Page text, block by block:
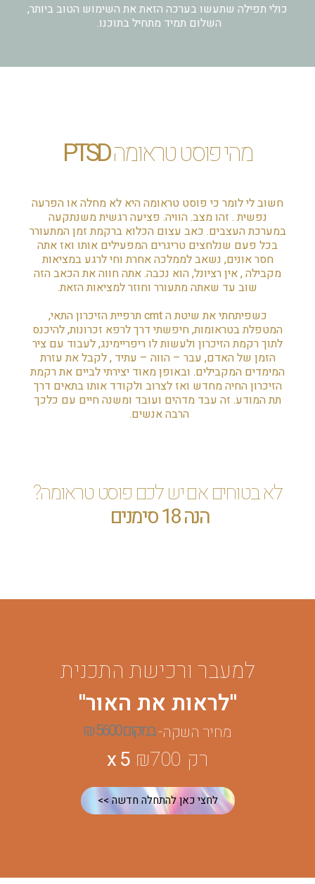
כולי תפילה שתעשו בערכה הזאת את השימוש הטוב ביותר,
השלום תמיד מתחיל בתוכנו.
מהי פוסט טראומהPTSD
חשוב לי לומר כי פוסט טראומה היא לא מחלה או הפרעה
נפשית . זהו מצב. הוויה. פציעה רגשית משנתקעה
במערכת העצבים. כאב עצום הכלוא ברקמת זמן המתעורר
בכל פעם שנלחצים טריגרים המפעילים אותו ואז אתה
חסר אונים, נשאב לממלכה אחרת וחי לרגע במציאות
מקבילה , אין רציונל, הוא נכבה. אתה חווה את הכאב הזה
שוב עד שאתה מתעורר וחוזר למציאות הזאת.
כשפיתחתי את שיטת ה cmt תרפיית הזיכרון התאי,
המטפלת בטראומות, חיפשתי דרך לרפא זכרונות, להיכנס
לתוך רקמת הזיכרון ולעשות לו ריפריימינג, לעבוד עם ציר
הזמן של האדם, עבר – הווה – עתיד , לקבל את עזרת
המימדים המקבילים. ובאופן מאוד יצירתי לביים את רקמת
הזיכרון החיה מחדש ואז לצרוב ולקודד אותו בתאים דרך
תת המודע. זה עבד מדהים ועובד ומשנה חיים עם כלכך
הרבה אנשים.
לא בטוחים אם יש לכם פוסט טראומה?
הנה 18 סימנים
למעבר ורכישת התכנית
''לראות את האור''
מחיר השקה-במקום 5600 ₪
רק ₪700 x 5
לחצי כאן להתחלה חדשה >>